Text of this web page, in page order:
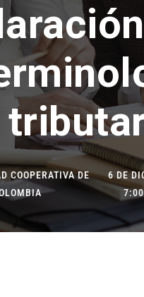
COOPERATIVA DE
6 DE